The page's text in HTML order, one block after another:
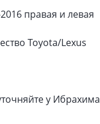
правая и левая
Toyota/Lexus
у Ибрахима